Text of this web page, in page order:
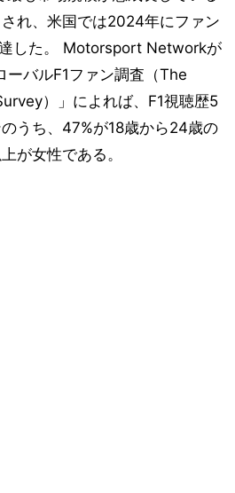
れ、米国では2024年にファン
した。 Motorsport Networkが
バルF1ファン調査（The
）」によれば、F1視聴歴5
うち、47%が18歳から24歳の
が女性である。